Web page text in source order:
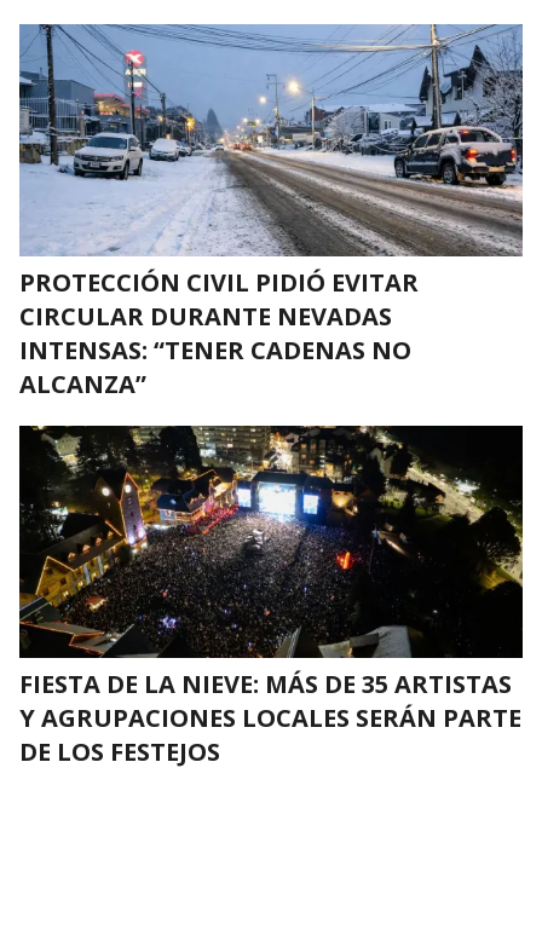
PROTECCIÓN CIVIL PIDIÓ EVITAR
CIRCULAR DURANTE NEVADAS
INTENSAS: “TENER CADENAS NO
ALCANZA”
FIESTA DE LA NIEVE: MÁS DE 35 ARTISTAS
Y AGRUPACIONES LOCALES SERÁN PARTE
DE LOS FESTEJOS